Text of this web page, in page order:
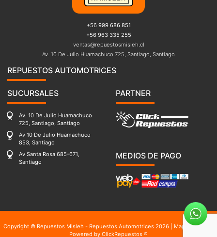
+56 999 686 851
+56 963 335 255
ventas@repuestosmisleh.cl
Av. 10 De Julio Huamachuco 725, Santiago, Santiago
REPUESTOS AUTOMOTRICES
SUCURSALES
Av. 10 De Julio Huamachuco
725, Santiago, Santiago
Av 10 De Julio Huamachuco
853, Santiago
Av Santa Rosa 685-671,
Santiago
PARTNER
MEDIOS DE PAGO
Copyright © Repuestos Misleh - Repuestos Automotrices 2026 | Mapa del sitio
Powered by ClickRepuestos ®